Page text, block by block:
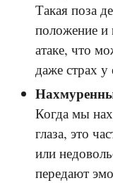
Такая поза
положение и
атаке, что
даже страх
Когда мы
глаза, это
или
передают